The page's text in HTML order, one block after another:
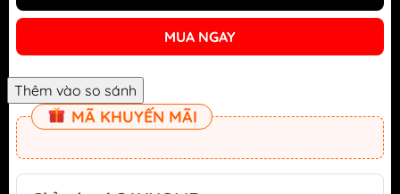
MUA NGAY
MÃ KHUYẾN MÃI